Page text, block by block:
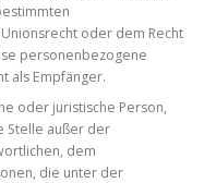
oder dem Recht
personenbezogene
als Empfänger.
oder juristische Person,
Stelle außer der
dem
die unter der